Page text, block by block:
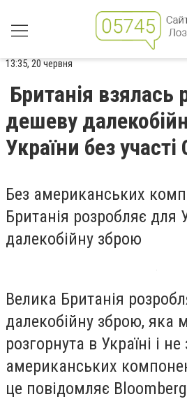
13:35, 20 червня
Британія взялась
дешеву
України без
Без американських
Британія розробляє для
далекобійну зброю
Велика Британія
далекобійну зброю, яка
розгорнута в Україні і
американських
це повідомляє